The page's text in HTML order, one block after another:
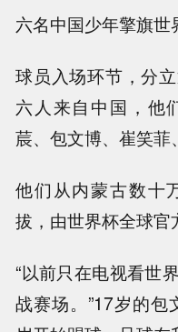
六名中国少年擎旗世
球员入场环节，分
六人来自中国，他
莀、包文博、崔笑菲
他们从内蒙古数十
拔，由世界杯全球官
“以前只在电视看世
战赛场。”17岁的包